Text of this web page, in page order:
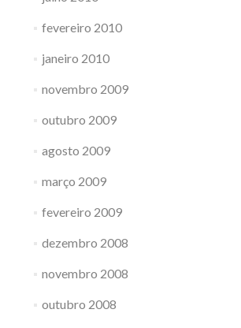
fevereiro 2010
janeiro 2010
novembro 2009
outubro 2009
agosto 2009
março 2009
fevereiro 2009
dezembro 2008
novembro 2008
outubro 2008